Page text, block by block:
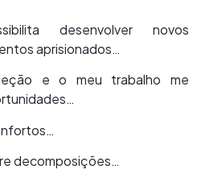
desenvolver novos
aprisionados…
e o meu trabalho me
decomposições…